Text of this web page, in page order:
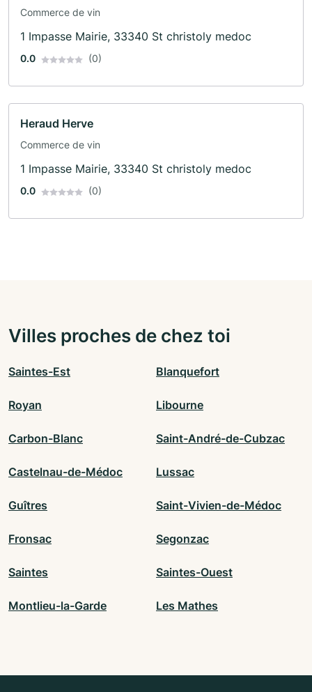
Commerce de vin
1 Impasse Mairie, 33340 St christoly medoc
0.0 (0)
Heraud Herve
Commerce de vin
1 Impasse Mairie, 33340 St christoly medoc
0.0 (0)
Villes proches de chez toi
Saintes-Est Blanquefort
Royan Libourne
Carbon-Blanc Saint-André-de-Cubzac
Castelnau-de-Médoc Lussac
Guîtres Saint-Vivien-de-Médoc
Fronsac Segonzac
Saintes Saintes-Ouest
Montlieu-la-Garde Les Mathes